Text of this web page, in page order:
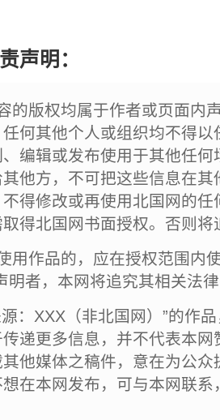
声明：
的版权均属于作者或页面内
何其他个人或组织均不得
编辑或发布使用于其他任
他方，不可把这些信息在
得修改或再使用北国网的
得北国网书面授权。否则将
用作品的，应在授权范围内
明者，本网将追究其相关法
：XXX（非北国网）”的作
递更多信息，并不代表本
他媒体之稿件，意在为公
在本网发布，可与本网联